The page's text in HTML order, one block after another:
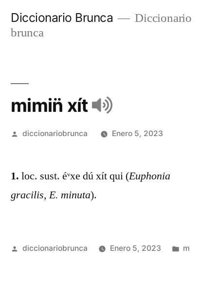
Diccionario Brunca
Diccionario
brunca
mimin̈ xít
diccionariobrunca Enero 5, 2023
1. loc. sust. éᵛxe dú xít qui (Euphonia
gracilis, E. minuta).
diccionariobrunca Enero 5, 2023 m